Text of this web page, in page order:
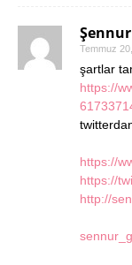
Temmuz
şartlar
https://
https://
https://
http://